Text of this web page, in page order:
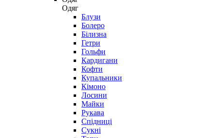
Одяг
Блузи
Болеро
Білизна
Гетри
Гольфи
Кардигани
Кофти
Купальники
Кімоно
Лосини
Майки
Рукава
Спідниці
Сукні